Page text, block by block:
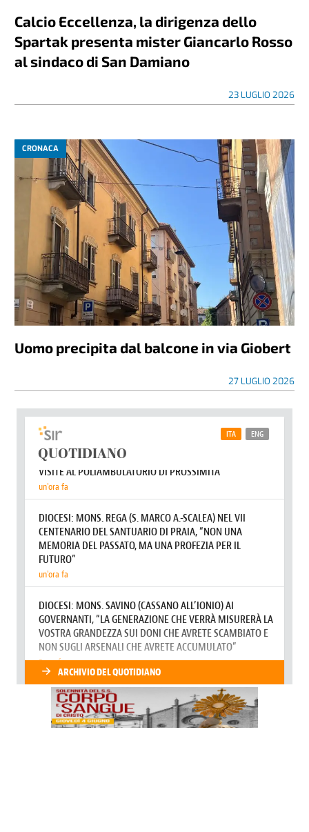
Calcio Eccellenza, la dirigenza dello
Spartak presenta mister Giancarlo Rosso
al sindaco di San Damiano
23 LUGLIO 2026
CRONACA
Uomo precipita dal balcone in via Giobert
27 LUGLIO 2026